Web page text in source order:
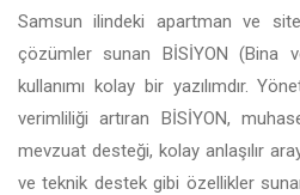
Samsun ilindeki apartman ve
çözümler sunan BİSİYON (Bina
kullanımı kolay bir yazılımdır.
verimliliği artıran BİSİYON,
mevzuat desteği, kolay anlaşılır
ve teknik destek gibi özellikler